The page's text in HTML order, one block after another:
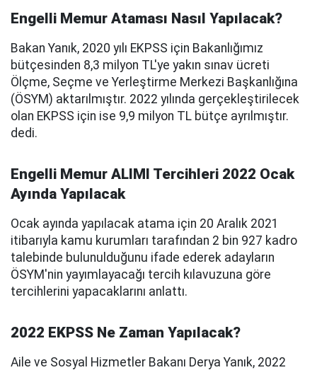
Engelli Memur Ataması Nasıl Yapılacak?
Bakan Yanık, 2020 yılı EKPSS için Bakanlığımız
bütçesinden 8,3 milyon TL'ye yakın sınav ücreti
Ölçme, Seçme ve Yerleştirme Merkezi Başkanlığına
(ÖSYM) aktarılmıştır. 2022 yılında gerçekleştirilecek
olan EKPSS için ise 9,9 milyon TL bütçe ayrılmıştır.
dedi.
Engelli Memur ALIMI Tercihleri 2022 Ocak
Ayında Yapılacak
Ocak ayında yapılacak atama için 20 Aralık 2021
itibarıyla kamu kurumları tarafından 2 bin 927 kadro
talebinde bulunulduğunu ifade ederek adayların
ÖSYM'nin yayımlayacağı tercih kılavuzuna göre
tercihlerini yapacaklarını anlattı.
2022 EKPSS Ne Zaman Yapılacak?
Aile ve Sosyal Hizmetler Bakanı Derya Yanık, 2022